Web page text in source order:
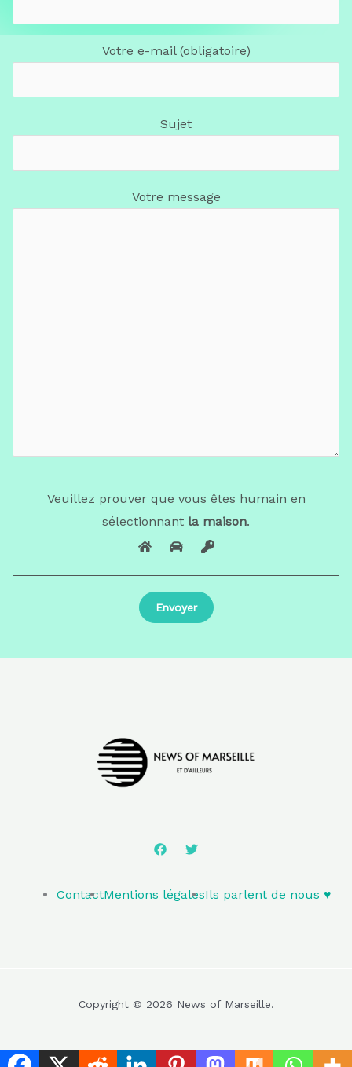
Votre e-mail (obligatoire)
Sujet
Votre message
Veuillez prouver que vous êtes humain en
sélectionnant la maison.
ContactMentions légalesIls parlent de nous ♥️
Copyright © 2026 News of Marseille.